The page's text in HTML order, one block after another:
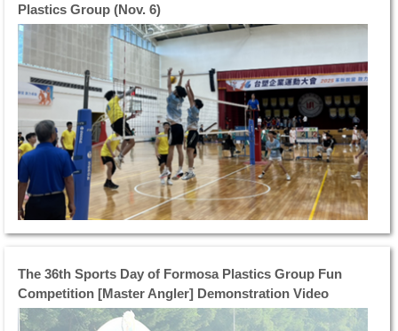
Plastics Group (Nov. 6)
The 36th Sports Day of Formosa Plastics Group Fun
Competition [Master Angler] Demonstration Video